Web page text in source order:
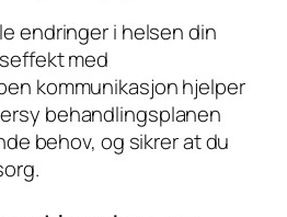
endringer i helsen din
med
kommunikasjon hjelper
behandlingsplanen
behov, og sikrer at du